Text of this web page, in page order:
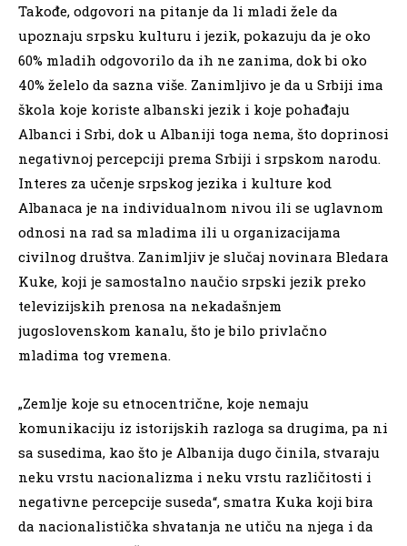
Takođe, odgovori na pitanje da li mladi žele da
upoznaju srpsku kulturu i jezik, pokazuju da je oko
60% mladih odgovorilo da ih ne zanima, dok bi oko
40% želelo da sazna više. Zanimljivo je da u Srbiji ima
škola koje koriste albanski jezik i koje pohađaju
Albanci i Srbi, dok u Albaniji toga nema, što doprinosi
negativnoj percepciji prema Srbiji i srpskom narodu.
Interes za učenje srpskog jezika i kulture kod
Albanaca je na individualnom nivou ili se uglavnom
odnosi na rad sa mladima ili u organizacijama
civilnog društva. Zanimljiv je slučaj novinara Bledara
Kuke, koji je samostalno naučio srpski jezik preko
televizijskih prenosa na nekadašnjem
jugoslovenskom kanalu, što je bilo privlačno
mladima tog vremena.
„Zemlje koje su etnocentrične, koje nemaju
komunikaciju iz istorijskih razloga sa drugima, pa ni
sa susedima, kao što je Albanija dugo činila, stvaraju
neku vrstu nacionalizma i neku vrstu različitosti i
negativne percepcije suseda“, smatra Kuka koji bira
da nacionalistička shvatanja ne utiču na njega i da